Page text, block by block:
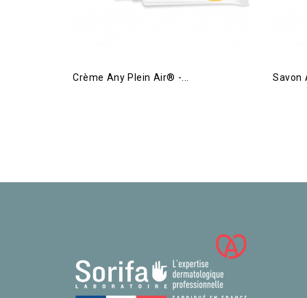
Crème Any Plein Air® -... Savon